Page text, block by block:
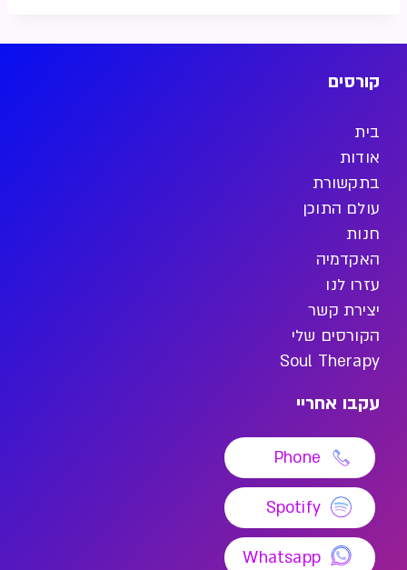
קורסים
בית
אודות
בתקשורת
עולם התוכן
חנות
האקדמיה
עזרו לנו
יצירת קשר
הקורסים שלי
Soul Therapy
עקבו אחריי
Phone
Spotify
Whatsapp